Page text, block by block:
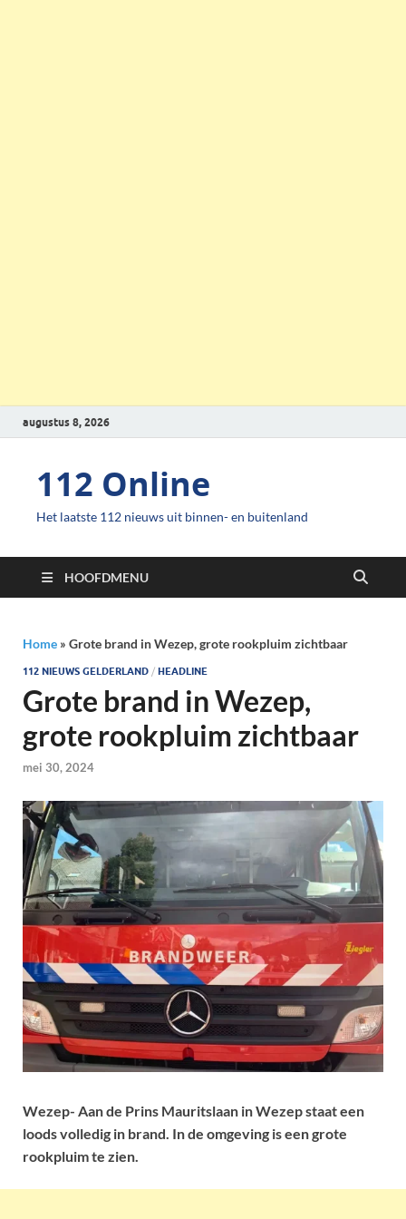
augustus 8, 2026
112 Online
Het laatste 112 nieuws uit binnen- en buitenland
HOOFDMENU
Home » Grote brand in Wezep, grote rookpluim zichtbaar
112 NIEUWS GELDERLAND / HEADLINE
Grote brand in Wezep,
grote rookpluim zichtbaar
mei 30, 2024
Wezep- Aan de Prins Mauritslaan in Wezep staat een
loods volledig in brand. In de omgeving is een grote
rookpluim te zien.